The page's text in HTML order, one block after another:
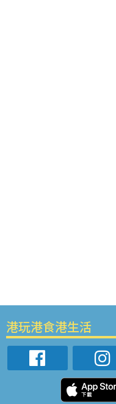
港玩港食港生活